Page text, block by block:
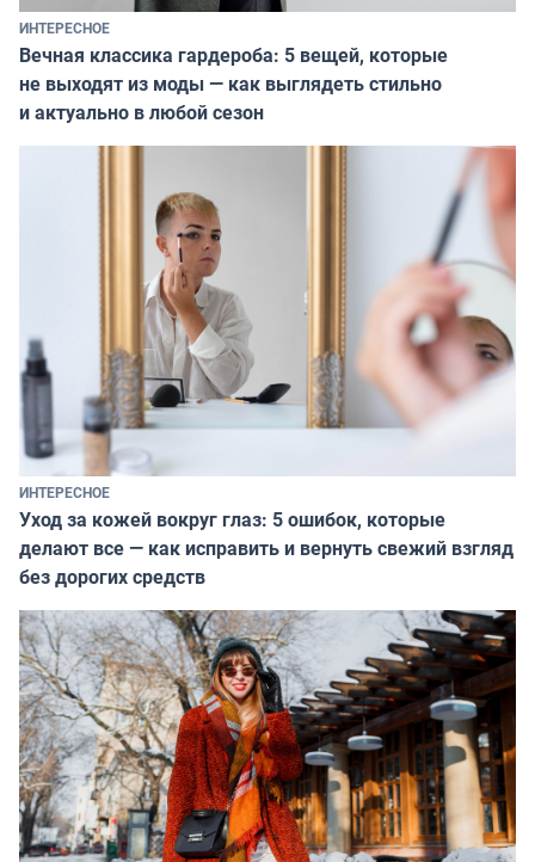
ИНТЕРЕСНОЕ
Вечная классика гардероба: 5 вещей, которые
не выходят из моды — как выглядеть стильно
и актуально в любой сезон
ИНТЕРЕСНОЕ
Уход за кожей вокруг глаз: 5 ошибок, которые
делают все — как исправить и вернуть свежий взгляд
без дорогих средств